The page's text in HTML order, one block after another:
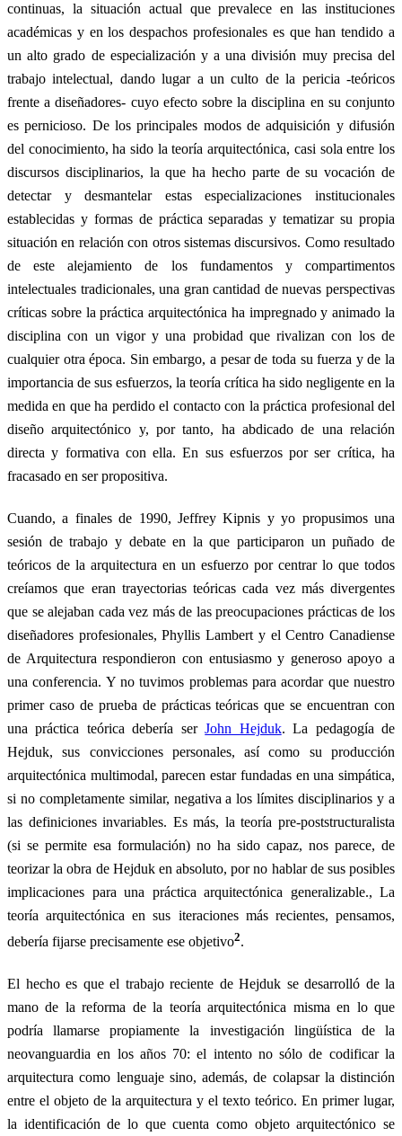
continuas, la situación actual que prevalece en las instituciones
académicas y en los despachos profesionales es que han tendido a
un alto grado de especialización y a una división muy precisa del
trabajo intelectual, dando lugar a un culto de la pericia -teóricos
frente a diseñadores- cuyo efecto sobre la disciplina en su conjunto
es pernicioso. De los principales modos de adquisición y difusión
del conocimiento, ha sido la teoría arquitectónica, casi sola entre los
discursos disciplinarios, la que ha hecho parte de su vocación de
detectar y desmantelar estas especializaciones institucionales
establecidas y formas de práctica separadas y tematizar su propia
situación en relación con otros sistemas discursivos. Como resultado
de este alejamiento de los fundamentos y compartimentos
intelectuales tradicionales, una gran cantidad de nuevas perspectivas
críticas sobre la práctica arquitectónica ha impregnado y animado la
disciplina con un vigor y una probidad que rivalizan con los de
cualquier otra época. Sin embargo, a pesar de toda su fuerza y de la
importancia de sus esfuerzos, la teoría crítica ha sido negligente en la
medida en que ha perdido el contacto con la práctica profesional del
diseño arquitectónico y, por tanto, ha abdicado de una relación
directa y formativa con ella. En sus esfuerzos por ser crítica, ha
fracasado en ser propositiva.
Cuando, a finales de 1990, Jeffrey Kipnis y yo propusimos una
sesión de trabajo y debate en la que participaron un puñado de
teóricos de la arquitectura en un esfuerzo por centrar lo que todos
creíamos que eran trayectorias teóricas cada vez más divergentes
que se alejaban cada vez más de las preocupaciones prácticas de los
diseñadores profesionales, Phyllis Lambert y el Centro Canadiense
de Arquitectura respondieron con entusiasmo y generoso apoyo a
una conferencia. Y no tuvimos problemas para acordar que nuestro
primer caso de prueba de prácticas teóricas que se encuentran con
una práctica teórica debería serJohn Hejduk. La pedagogía de
Hejduk, sus convicciones personales, así como su producción
arquitectónica multimodal, parecen estar fundadas en una simpática,
si no completamente similar, negativa a los límites disciplinarios y a
las definiciones invariables. Es más, la teoría pre-poststructuralista
(si se permite esa formulación) no ha sido capaz, nos parece, de
teorizar la obra de Hejduk en absoluto, por no hablar de sus posibles
implicaciones para una práctica arquitectónica generalizable., La
teoría arquitectónica en sus iteraciones más recientes, pensamos,
debería fijarse precisamente ese objetivo2.
El hecho es que el trabajo reciente de Hejduk se desarrolló de la
mano de la reforma de la teoría arquitectónica misma en lo que
podría llamarse propiamente la investigación lingüística de la
neovanguardia en los años 70: el intento no sólo de codificar la
arquitectura como lenguaje sino, además, de colapsar la distinción
entre el objeto de la arquitectura y el texto teórico. En primer lugar,
la identificación de lo que cuenta como objeto arquitectónico se